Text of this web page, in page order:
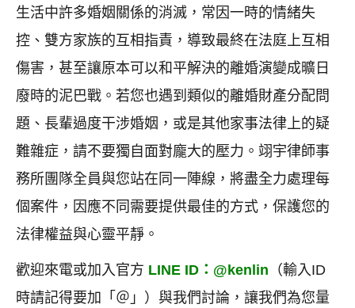
生活中許多婚姻關係的消滅，常因一時的情緒失
控、雙方家族的互相指責，導致最終在法庭上互相
傷害，甚至讓原本可以和平解決的離婚演變成曠日
廢時的泥巴戰。若您也遇到類似的離婚財產分配問
題、長輩過度干涉婚姻，或是其他家事法律上的疑
難雜症，請不要獨自面對龐大的壓力。翊宇律師事
務所團隊全員與您站在同一陣線，將盡全力處理每
個案件，因應不同需要提供最佳的方式，保護您的
法律權益與心靈平靜。
歡迎來電或加入官方 LINE ID：@kenlin （輸入ID
時請記得要加「＠」）與我們討論，讓我們為您量